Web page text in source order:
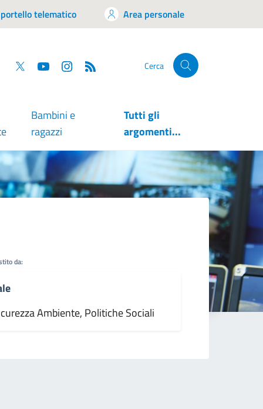
telematico Area personale
Facebook
Twitter YouTube Cerca
Bambini e
ragazzi
Tutti gli
argomenti...
da:
Ambiente, Politiche Sociali